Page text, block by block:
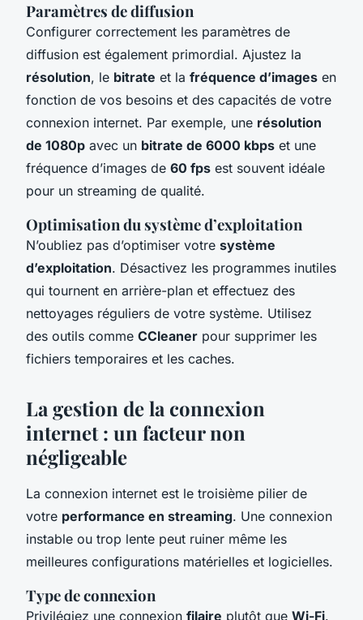
Paramètres de diffusion
Configurer correctement les paramètres de
diffusion est également primordial. Ajustez la
résolution, le bitrate et la fréquence d’images en
fonction de vos besoins et des capacités de votre
connexion internet. Par exemple, une résolution
de 1080p avec un bitrate de 6000 kbps et une
fréquence d’images de 60 fps est souvent idéale
pour un streaming de qualité.
Optimisation du système d’exploitation
N’oubliez pas d’optimiser votre système
d’exploitation. Désactivez les programmes inutiles
qui tournent en arrière-plan et effectuez des
nettoyages réguliers de votre système. Utilisez
des outils comme CCleaner pour supprimer les
fichiers temporaires et les caches.
La gestion de la connexion
internet : un facteur non
négligeable
La connexion internet est le troisième pilier de
votre performance en streaming. Une connexion
instable ou trop lente peut ruiner même les
meilleures configurations matérielles et logicielles.
Type de connexion
Privilégiez une connexion filaire plutôt que Wi-Fi.